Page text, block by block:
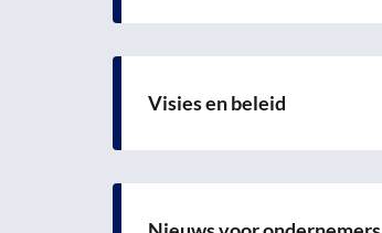
Visies en beleid
Lees